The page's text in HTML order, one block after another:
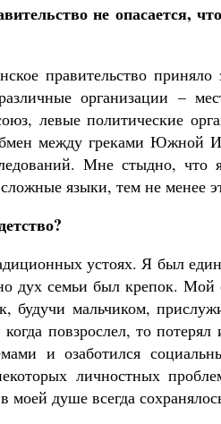
не опасается,
правительство
организации –
левые политические
между греками Южной
Мне стыдно, что
сложные языки, тем не менее
устоях. Я был
дух семьи был крепок. Мой
будучи мальчиком,
повзрослел, то
и озаботился
личностных
моей душе всегда